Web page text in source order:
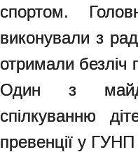
спортом.
виконували з
отримали безліч
Один з
спілкуванню
превенції у ГУНП